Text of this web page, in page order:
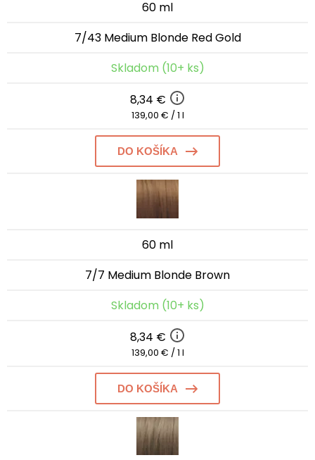
60 ml
7/43 Medium Blonde Red Gold
Skladom (10+ ks)
8,34 €
139,00 € / 1 l
DO KOŠÍKA
60 ml
7/7 Medium Blonde Brown
Skladom (10+ ks)
8,34 €
139,00 € / 1 l
DO KOŠÍKA